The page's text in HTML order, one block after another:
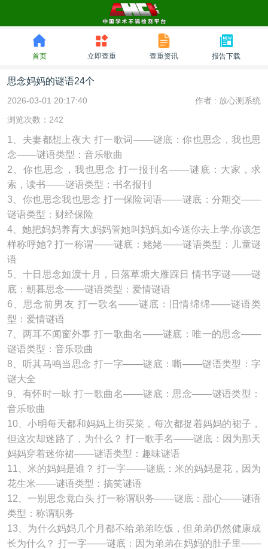
首页 立即查重 查重资讯 报告下载
思念妈妈的谜语24个
2026-03-01 20:17:40 作者 : 放心测系统
浏览次数：242
1、夫妻都想上夜大 打一歌词───谜底：你也思念，我也思
念───谜语类型：音乐歌曲
2、你也思念，我也思念 打一报刊名───谜底：大家，求
索，读书───谜语类型：书名报刊
3、你也思念我也思念 打一保险词语───谜底：分期交───
谜语类型：财经保险
4、她把妈妈养育大,妈妈管她叫妈妈,如今送你去上学,你该怎
样称呼她? 打一称谓───谜底：姥姥───谜语类型：儿童谜
语
5、十日思念如渡十月，日落草塘大雁踩日 情书字谜───谜
底：朝暮思念───谜语类型：爱情谜语
6、思念前男友 打一歌名───谜底：旧情绵绵───谜语类
型：爱情谜语
7、两耳不闻窗外事 打一歌曲名───谜底：唯一的思念───
谜语类型：音乐歌曲
8、听其马鸣当思念 打一字───谜底：嘶───谜语类型：字
谜大全
9、有怀时一咏 打一歌曲名───谜底：思念───谜语类型：
音乐歌曲
10、小明每天都和妈妈上街买菜，每次都捉着妈妈的裙子，
但这次却迷路了，为什么？ 打一歌手名───谜底：因为那天
妈妈穿着迷你裙───谜语类型：趣味谜语
11、米的妈妈是谁？ 打一字───谜底：米的妈妈是花，因为
花生米───谜语类型：搞笑谜语
12、一别思念竟白头 打一称谓职务───谜底：甜心───谜语
类型：称谓职务
13、为什么妈妈几个月都不给弟弟吃饭，但弟弟仍然健康成
长为什么？ 打一字───谜底：因为弟弟在妈妈的肚子里───